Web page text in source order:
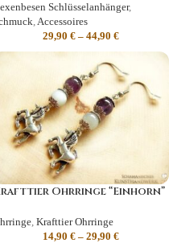
Schlüsselanhänger,
,Accessoires
29,90 € – 44,90 €
Ohrringe “Einhorn”
Krafttier Ohrringe
14,90 € – 29,90 €